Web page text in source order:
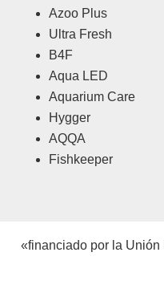
Azoo Plus
Ultra Fresh
B4F
Aqua LED
Aquarium Care
Hygger
AQQA
Fishkeeper
«financiado por la